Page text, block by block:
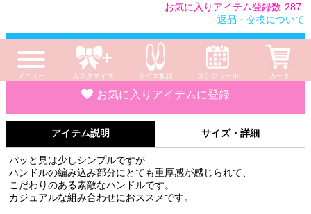
お気に入りアイテム登録数 287
返品・交換について
カートに入れる
お気に入りアイテムに登録
アイテム説明 サイズ・詳細
パッと見は少しシンプルですが
ハンドルの編み込み部分にとても重厚感が感じられて、
こだわりのある素敵なハンドルです。
カジュアルな組み合わせにおススメです。
メニュー カスタマイズ サイズ相談 スケジュール カート